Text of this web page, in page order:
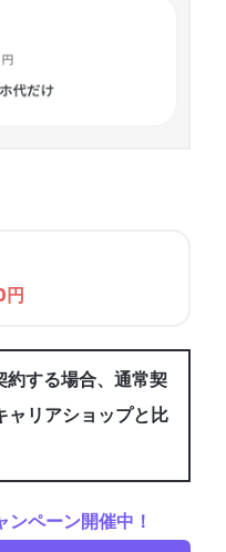
円
する場合、通常契
ャリアショップと比
ペーン開催中！